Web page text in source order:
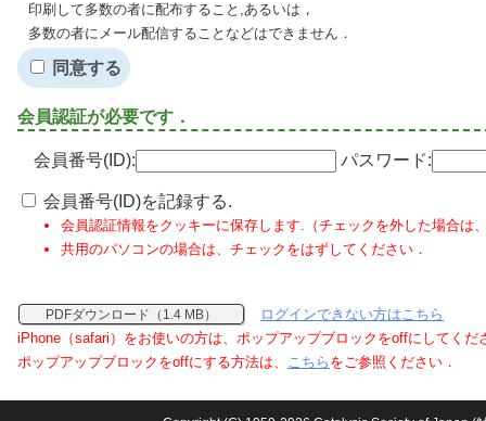
印刷して多数の者に配布すること,あるいは，
多数の者にメール配信することなどはできません．
同意する
会員認証が必要です．
会員番号(ID): パスワード:
会員番号(ID)を記録する.
会員認証情報をクッキーに保存します.（チェックを外した場合は
共用のパソコンの場合は、チェックをはずしてください．
PDFダウンロード（1.4 MB）
ログインできない方はこちら
iPhone（safari）をお使いの方は、ポップアップブロックをoffにしてくだ
ポップアップブロックをoffにする方法は、 こちら をご参照ください．